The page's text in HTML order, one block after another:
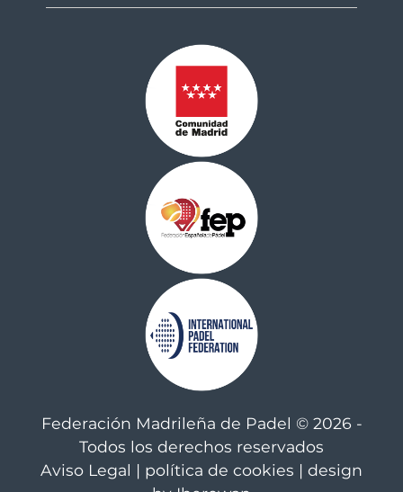
Federación Madrileña de Padel © 2026 -
Todos los derechos reservados
Aviso Legal | política de cookies | design